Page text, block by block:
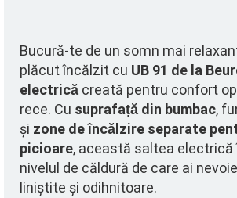
Bucură-te de un somn mai
plăcut încălzit cu UB 91 de la
electrică creată pentru confort
rece. Cu suprafață din bumbac,
și zone de încălzire separate
picioare, această saltea
nivelul de căldură de care ai
liniștite și odihnitoare.